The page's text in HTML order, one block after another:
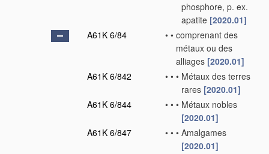
phosphore, p. ex.
apatite [2020.01]
A61K 6/84
• • comprenant des
métaux ou des
alliages [2020.01]
A61K 6/842
• • • Métaux des terres
rares [2020.01]
A61K 6/844
• • • Métaux nobles
[2020.01]
A61K 6/847
• • • Amalgames
[2020.01]